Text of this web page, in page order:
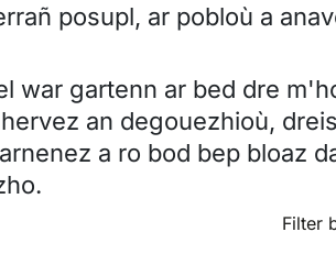
posupl, ar pobloù a
war gartenn ar bed dre
an degouezhioù,
a ro bod bep bloaz
Filter